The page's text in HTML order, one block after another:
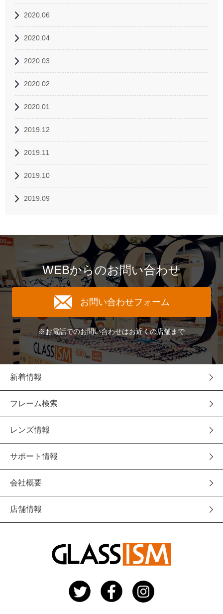
2020.06
2020.04
2020.03
2020.02
2020.01
2019.12
2019.11
2019.10
2019.09
WEBからのお問い合わせ
お問い合わせフォーム
※お電話でのお問い合わせはお近くの店舗まで
新着情報
フレーム検索
レンズ情報
サポート情報
会社概要
店舗情報